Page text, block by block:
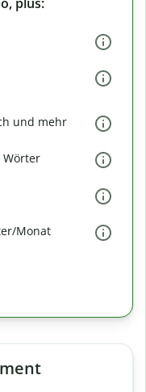
und mehr
Wörter
Monat